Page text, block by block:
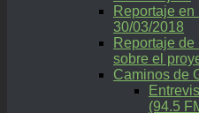
Reportaje
30/03/2018
Reportaje
sobre el
Caminos de
(94.5